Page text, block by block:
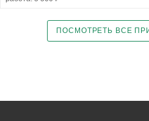
ПОСМОТРЕТЬ ВСЕ